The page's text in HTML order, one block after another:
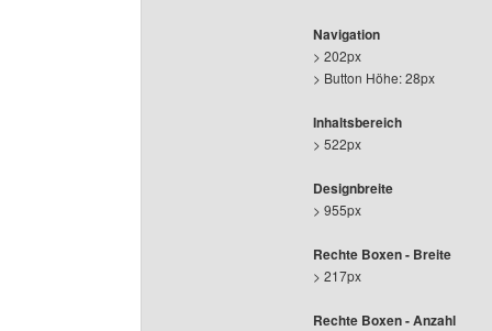
Navigation
> 202px
> Button Höhe: 28px
Inhaltsbereich
> 522px
Designbreite
> 955px
Rechte Boxen - Breite
> 217px
Rechte Boxen - Anzahl